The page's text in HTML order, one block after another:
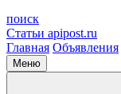
поиск
Статьи apipost.ru
Главная Объявления
Меню